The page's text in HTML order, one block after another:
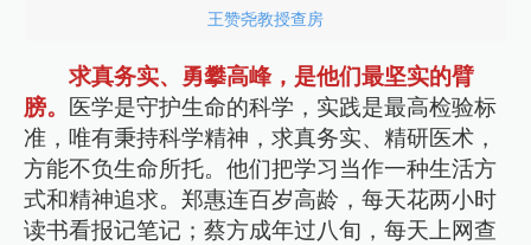
王赞尧教授查房
求真务实、勇攀高峰，是他们最坚实的臂
膀。
医学是守护生命的科学，实践是最高检验标
准，唯有秉持科学精神，求真务实、精研医术，
方能不负生命所托。他们把学习当作一种生活方
式和精神追求。郑惠连百岁高龄，每天花两小时
读书看报记笔记；蔡方成年过八旬，每天上网查